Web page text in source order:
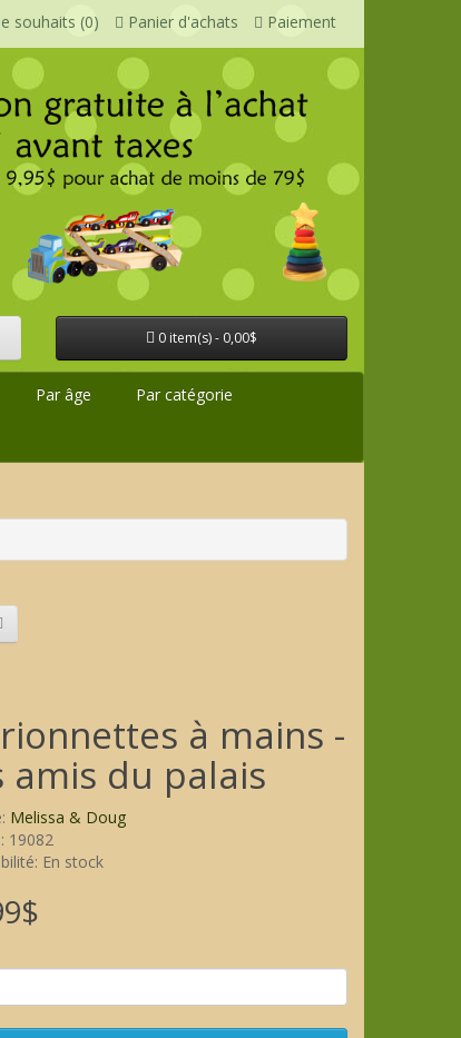
souhaits (0) Panier d'achats Paiement
0 item(s) - 0,00$
Par âge Par catégorie
à mains -
amis du palais
Melissa & Doug
19082
En stock